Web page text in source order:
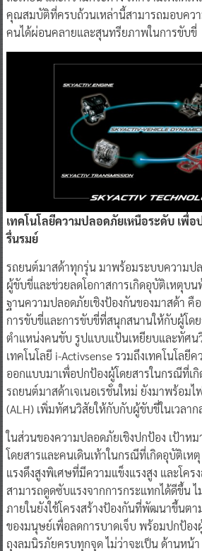
คุณสมบัติที่ครบถ้วนเหล่านี้สามารถมอบควา
คนได้ผ่อนคลายและสุนทรียภาพในการขับขี่
เทคโนโลยีความปลอดภัยเหนือระดับ เพื่
รื่นรมย์
รถยนต์มาสด้าทุกรุ่น มาพร้อมระบบความป
ผู้ขับขี่และช่วยลดโอกาสการเกิดอุบัติเหตุบ
ฐานความปลอดภัยเชิงป้องกันของมาสด้า คื
การขับขี่และการขับขี่ที่สนุกสนานให้กับผู้โด
ตำแหน่งคนขับ รูปแบบแป้นเหยียบและทัศน
เทคโนโลยี i-Activsense รวมถึงเทคโนโลยี
ออกแบบมาเพื่อปกป้องผู้โดยสารในกรณีที่เ
รถยนต์มาสด้าเจเนอเรชั่นใหม่ ยังมาพร้อม
(ALH) เพิ่มทัศนวิสัยให้กับกับผู้ขับขี่ในเวลาก
ในส่วนของความปลอดภัยเชิงปกป้อง เป้าห
โดยสารและคนเดินเท้าในกรณีที่เกิดอุบัติเห
แรงดึงสูงพิเศษที่มีความแข็งแรงสูง และโคร
สามารถดูดซับแรงจากการกระแทกได้ดีขึ้น ไ
ภายในยังใช้โครงสร้างป้องกันที่พัฒนาขึ้นต
ของมนุษย์เพื่อลดการบาดเจ็บ พร้อมปกป้อง
ถุงลมนิรภัยครบทุกจุด ไม่ว่าจะเป็น ด้านหน้